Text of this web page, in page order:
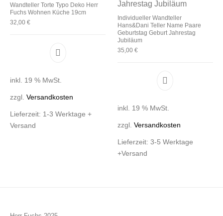
Wandteller Torte Typo Deko Herr
Fuchs Wohnen Küche 19cm
32,00€
inkl. 19 % MwSt.
zzgl.Versandkosten
Lieferzeit: 1-3 Werktage +
Versand
Individueller Wandteller
Hans&Dani Teller Name Paare
Geburtstag Geburt Jahrestag
Jubiläum
35,00 €
inkl. 19 % MwSt.
zzgl. Versandkosten
Lieferzeit: 3-5 Werktage
+Versand